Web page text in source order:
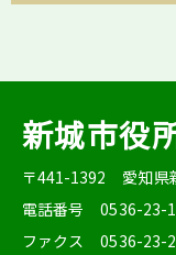
新城市役
〒441-1392
愛知県
電話番号
0536-23-
ファクス
0536-23-